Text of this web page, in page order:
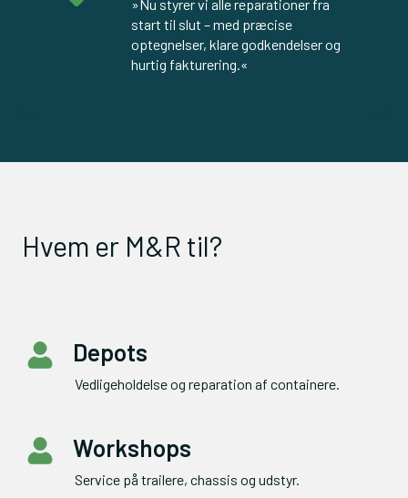
»Nu styrer vi alle reparationer fra
start til slut – med præcise
optegnelser, klare godkendelser og
hurtig fakturering.«
Hvem er M&R til?
Depots
Vedligeholdelse og reparation af containere.
Workshops
Service på trailere, chassis og udstyr.